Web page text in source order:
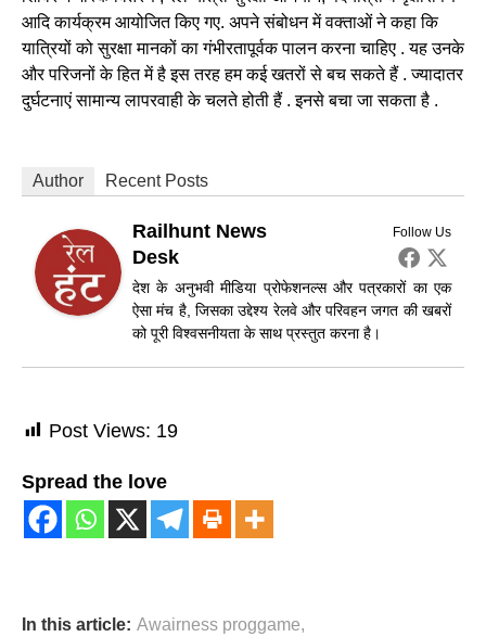
आदि कार्यक्रम आयोजित किए गए. अपने संबोधन में वक्ताओं ने कहा कि
यात्रियों को सुरक्षा मानकों का गंभीरतापूर्वक पालन करना चाहिए . यह उनके
और परिजनों के हित में है इस तरह हम कई खतरों से बच सकते हैं . ज्यादातर
दुर्घटनाएं सामान्य लापरवाही के चलते होती हैं . इनसे बचा जा सकता है .
Author Recent Posts
Follow Us
Railhunt News
Desk
देश के अनुभवी मीडिया प्रोफेशनल्स और पत्रकारों का एक
ऐसा मंच है, जिसका उद्देश्य रेलवे और परिवहन जगत की खबरों
को पूरी विश्वसनीयता के साथ प्रस्तुत करना है।
Post Views: 19
Spread the love
In this article: Awairness proggame,